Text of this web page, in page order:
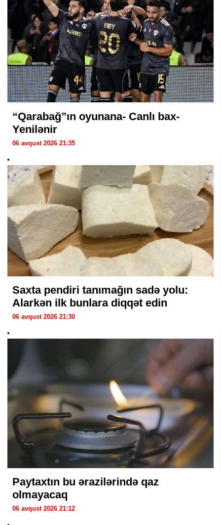
“Qarabağ”ın oyunana- Canlı bax-
Yenilənir
06 avqust 2026 21:35
Saxta pendiri tanımağın sadə yolu:
Alarkən ilk bunlara diqqət edin
06 avqust 2026 21:30
Paytaxtın bu ərazilərində qaz
olmayacaq
06 avqust 2026 21:12